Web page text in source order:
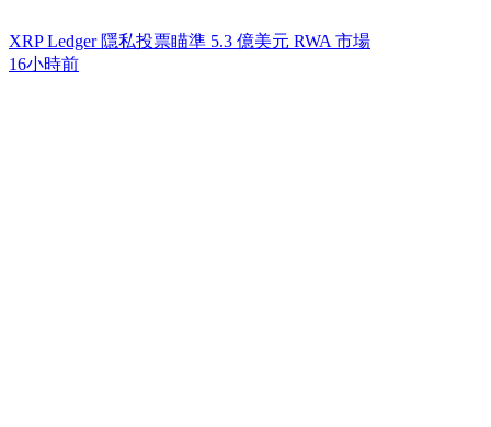
XRP Ledger 隱私投票瞄準 5.3 億美元 RWA 市場
16小時前